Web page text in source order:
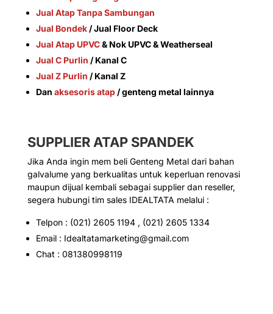
Jual Atap Tanpa Sambungan
Jual Bondek/ Jual Floor Deck
Jual Atap UPVC& Nok UPVC & Weatherseal
Jual C Purlin / Kanal C
Jual Z Purlin / Kanal Z
Dan aksesoris atap/ genteng metal lainnya
SUPPLIER ATAP SPANDEK
Jika Anda ingin mem beli Genteng Metal dari bahan
galvalume yang berkualitas untuk keperluan renovasi
maupun dijual kembali sebagai supplier dan reseller,
segera hubungi tim sales IDEALTATA melalui :
Telpon : (021) 2605 1194 , (021) 2605 1334
Email : Idealtatamarketing@gmail.com
Chat : 081380998119